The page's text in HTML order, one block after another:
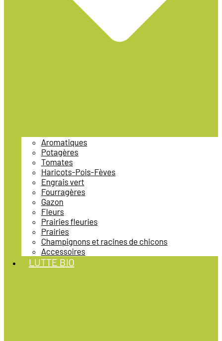
Aromatiques
Potagères
Tomates
Haricots-Pois-Fèves
Engrais vert
Fourragères
Gazon
Fleurs
Prairies fleuries
Prairies
Champignons et racines de chicons
Accessoires
LUTTE BIO